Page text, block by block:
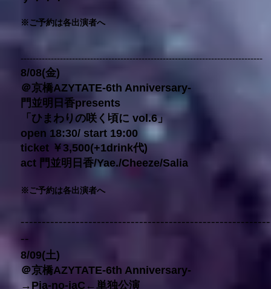
※ご予約は各出演者へ
--------------------------------------------------------------------------------
8/08(金)
＠京橋AZYTATE-6th Anniversary-
門並明日香presents
「ひまわりの咲く頃に vol.6」
open 18:30/ start 19:00
ticket ￥3,500(+1drink代)
act 門並明日香/Yae./Cheeze/Salia
※ご予約は各出演者へ
--
8/09(土)
＠京橋AZYTATE-6th Anniversary-
→Pia-no-jaC←単独公演